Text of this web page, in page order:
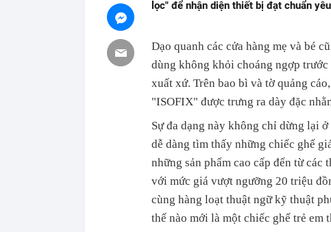
lọc" để nhận diện thiết bị đạt chuẩn
Dạo quanh các cửa hàng mẹ và bé
dùng không khỏi choáng ngợp
xuất xứ. Trên bao bì và tờ quảng
"ISOFIX" được trưng ra dày đặc
Sự đa dạng này không chỉ dừng lại
dễ dàng tìm thấy những chiếc ghế
những sản phẩm cao cấp đến từ
với mức giá vượt ngưỡng 20 triệu
cùng hàng loạt thuật ngữ kỹ thuật
thế nào mới là một chiếc ghế trẻ em